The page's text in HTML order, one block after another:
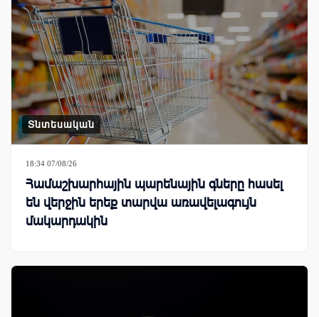
Տնտեսական
18:34 07/08/26
Համաշխարհային պարենային գները հասել
են վերջին երեք տարվա առավելագույն
մակարդակին